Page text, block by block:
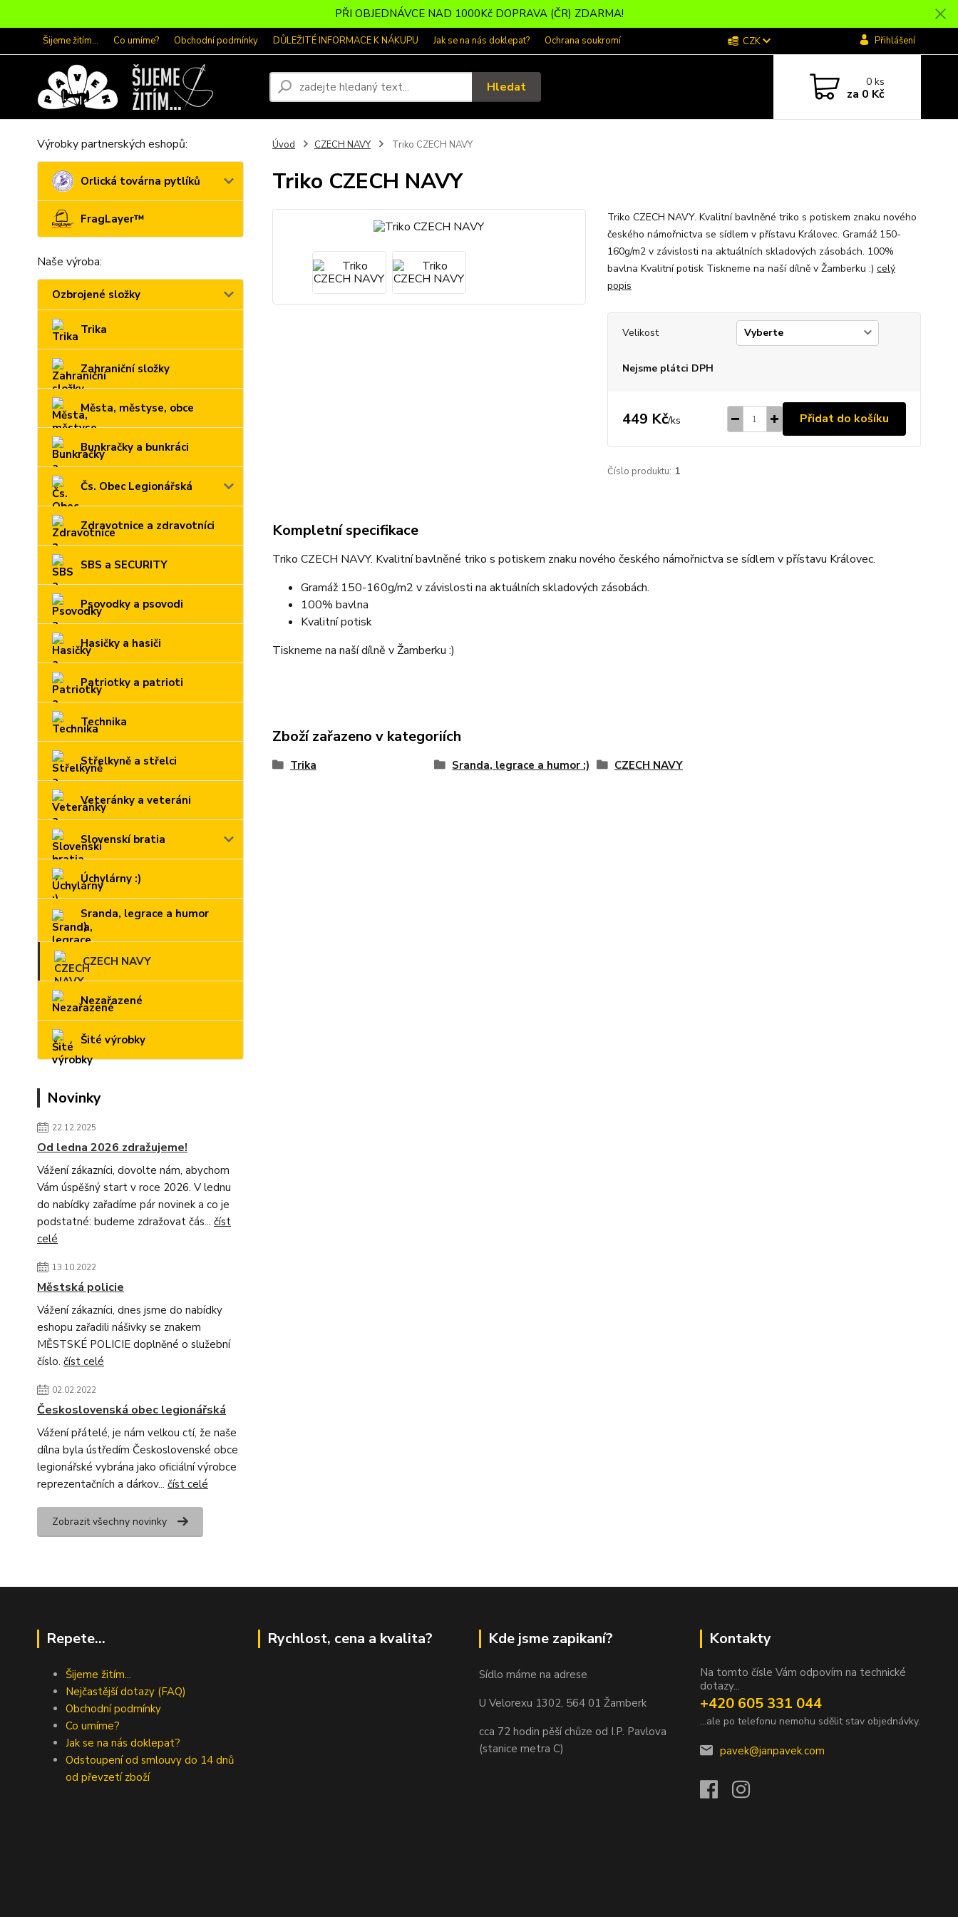
PŘI OBJEDNÁVCE NAD 1000Kč DOPRAVA (ČR) ZDARMA!
Šijeme žitím... Co umíme? Obchodní podmínky DŮLEŽITÉ INFORMACE K NÁKUPU Jak se na nás doklepat? Ochrana soukromí CZK Přihlášení
Hledat 0ks
za 0 Kč
Výrobky partnerských eshopů:
Orlická továrna pytlíků
FragLayer™
Naše výroba:
Ozbrojené složky
Trika
Zahraniční složky
Města, městyse, obce
Bunkračky a bunkráci
Čs. Obec Legionářská
Zdravotnice a zdravotníci
SBS a SECURITY
Psovodky a psovodi
Hasičky a hasiči
Patriotky a patrioti
Technika
Střelkyně a střelci
Veteránky a veteráni
Slovenskí bratia
Úchylárny :)
Sranda, legrace a humor
:)
CZECH NAVY
Nezařazené
Šité výrobky
Novinky
22.12.2025
Od ledna 2026 zdražujeme!
Vážení zákazníci, dovolte nám, abychom
Vám úspěšný start v roce 2026. V lednu
do nabídky zařadíme pár novinek a co je
podstatné: budeme zdražovat čás... číst
celé
13.10.2022
Městská policie
Vážení zákazníci, dnes jsme do nabídky
eshopu zařadili nášivky se znakem
MĚSTSKÉ POLICIE doplněné o služební
číslo. číst celé
02.02.2022
Československá obec legionářská
Vážení přátelé, je nám velkou ctí, že naše
dílna byla ústředím Československé obce
legionářské vybrána jako oficiální výrobce
reprezentačních a dárkov... číst celé
Zobrazit všechny novinky
Úvod CZECH NAVY Triko CZECH NAVY
Triko CZECH NAVY
Triko CZECH NAVY. Kvalitní bavlněné triko s potiskem znaku nového
českého námořnictva se sídlem v přístavu Královec. Gramáž 150-
160g/m2 v závislosti na aktuálních skladových zásobách. 100%
bavlna Kvalitní potisk Tiskneme na naší dílně v Žamberku :) celý
popis
Velikost
Nejsme plátci DPH
449 Kč/ks Přidat do košíku
Číslo produktu: 1
Kompletní specifikace
Triko CZECH NAVY. Kvalitní bavlněné triko s potiskem znaku nového českého námořnictva se sídlem v přístavu Královec.
Gramáž 150-160g/m2 v závislosti na aktuálních skladových zásobách.
100% bavlna
Kvalitní potisk
Tiskneme na naší dílně v Žamberku :)
Zboží zařazeno v kategoriích
Trika Sranda, legrace a humor :) CZECH NAVY
Repete...
Šijeme žitím...
Nejčastější dotazy (FAQ)
Obchodní podmínky
Co umíme?
Jak se na nás doklepat?
Odstoupení od smlouvy do 14 dnů
od převzetí zboží
Rychlost, cena a kvalita? Kde jsme zapikaní?
Sídlo máme na adrese
U Velorexu 1302, 564 01 Žamberk
cca 72 hodin pěší chůze od I.P. Pavlova
(stanice metra C)
Kontakty
Na tomto čísle Vám odpovím na technické
dotazy...
+420 605 331 044
...ale po telefonu nemohu sdělit stav objednávky.
pavek@janpavek.com